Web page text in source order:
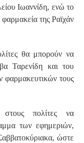
Ιωαννίδη, ενώ το
της Ραϊχάν
θα μπορούν να
Ταρενίδη και του
τους
στους πολίτες να
των εφημεριών,
ώστε